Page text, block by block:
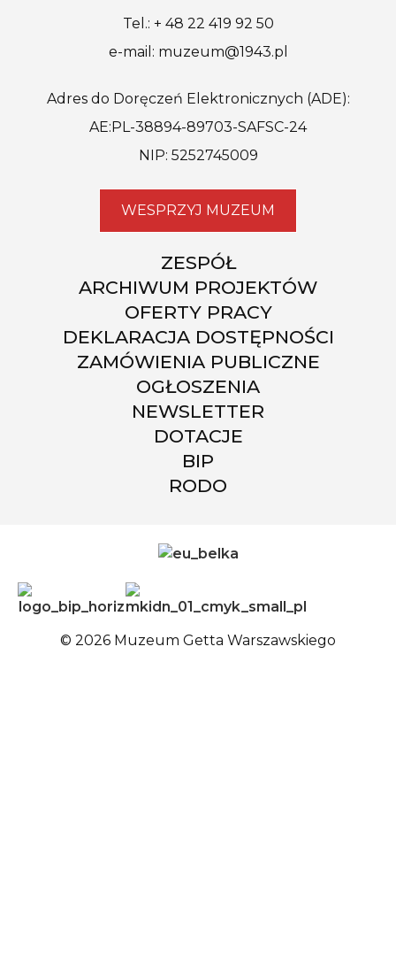
Tel.: + 48 22 419 92 50
e-mail: muzeum@1943.pl
Adres do Doręczeń Elektronicznych (ADE):
AE:PL-38894-89703-SAFSC-24
NIP: 5252745009
WESPRZYJ MUZEUM
ZESPÓŁ
ARCHIWUM PROJEKTÓW
OFERTY PRACY
DEKLARACJA DOSTĘPNOŚCI
ZAMÓWIENIA PUBLICZNE
OGŁOSZENIA
NEWSLETTER
DOTACJE
BIP
RODO
© 2026 Muzeum Getta Warszawskiego